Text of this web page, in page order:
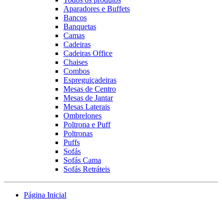
Aparadores e Buffets
Bancos
Banquetas
Camas
Cadeiras
Cadeiras Office
Chaises
Combos
Espreguiçadeiras
Mesas de Centro
Mesas de Jantar
Mesas Laterais
Ombrelones
Poltrona e Puff
Poltronas
Puffs
Sofás
Sofás Cama
Sofás Retráteis
Página Inicial